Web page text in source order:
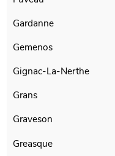
Gardanne
Gemenos
Gignac-La-Nerthe
Grans
Graveson
Greasque